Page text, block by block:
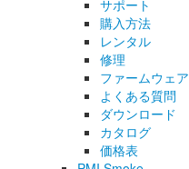
サポート
購入方法
レンタル
修理
ファームウェア
よくある質問
ダウンロード
カタログ
価格表